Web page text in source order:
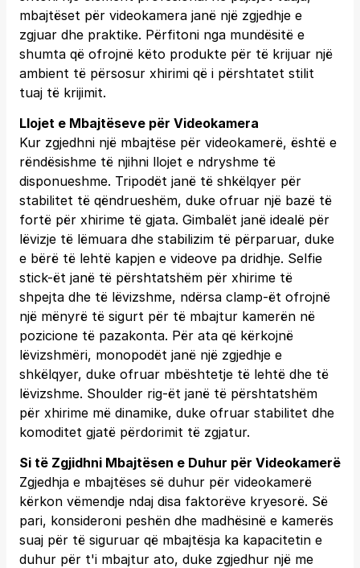
mbajtëset për videokamera janë një zgjedhje e
zgjuar dhe praktike. Përfitoni nga mundësitë e
shumta që ofrojnë këto produkte për të krijuar një
ambient të përsosur xhirimi që i përshtatet stilit
tuaj të krijimit.
Llojet e Mbajtëseve për Videokamera
Kur zgjedhni një mbajtëse për videokamerë, është e
rëndësishme të njihni llojet e ndryshme të
disponueshme. Tripodët janë të shkëlqyer për
stabilitet të qëndrueshëm, duke ofruar një bazë të
fortë për xhirime të gjata. Gimbalët janë idealë për
lëvizje të lëmuara dhe stabilizim të përparuar, duke
e bërë të lehtë kapjen e videove pa dridhje. Selfie
stick-ët janë të përshtatshëm për xhirime të
shpejta dhe të lëvizshme, ndërsa clamp-ët ofrojnë
një mënyrë të sigurt për të mbajtur kamerën në
pozicione të pazakonta. Për ata që kërkojnë
lëvizshmëri, monopodët janë një zgjedhje e
shkëlqyer, duke ofruar mbështetje të lehtë dhe të
lëvizshme. Shoulder rig-ët janë të përshtatshëm
për xhirime më dinamike, duke ofruar stabilitet dhe
komoditet gjatë përdorimit të zgjatur.
Si të Zgjidhni Mbajtësen e Duhur për Videokamerë
Zgjedhja e mbajtëses së duhur për videokamerë
kërkon vëmendje ndaj disa faktorëve kryesorë. Së
pari, konsideroni peshën dhe madhësinë e kamerës
suaj për të siguruar që mbajtësja ka kapacitetin e
duhur për t'i mbajtur ato, duke zgjedhur një me